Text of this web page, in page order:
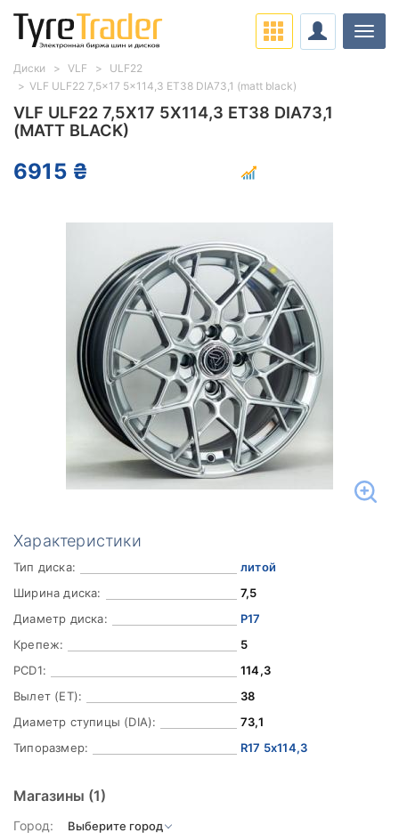
VLF ULF22 7,5X17 5X114,3 ET38 DIA73,1
(MATT BLACK)
6915 ₴
Характеристики
Тип диска:
литой
Ширина диска:
7,5
Диаметр диска:
Р17
Крепеж:
5
PCD1:
114,3
Вылет (ET):
38
Диаметр ступицы (DIA):
73,1
Типоразмер:
R17 5x114,3
Магазины (1)
Город:
Диски VLF
ULF22
VLF ULF22 7,5x17 5x114,3 ET38 DIA73,1 (matt black)